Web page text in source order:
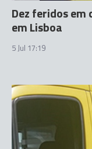
Dez feridos
em Lisboa
5 Jul 17:19